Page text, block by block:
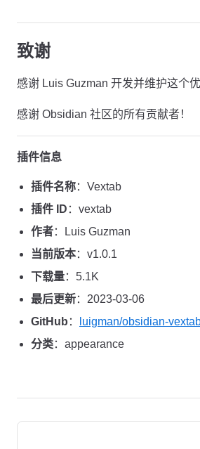
致谢
感谢 Luis Guzman 开发并维护这个优
感谢 Obsidian 社区的所有贡献者！
插件信息
插件名称：Vextab
插件 ID ：vextab
作者：Luis Guzman
当前版本：v1.0.1
下载量：5.1K
最后更新：2023-03-06
GitHub ：
luigman/obsidian-
分类：appearance
Pager